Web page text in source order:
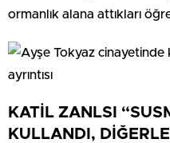
ormanlık alana attıkları
KATİL ZANLSI
KULLANDI,